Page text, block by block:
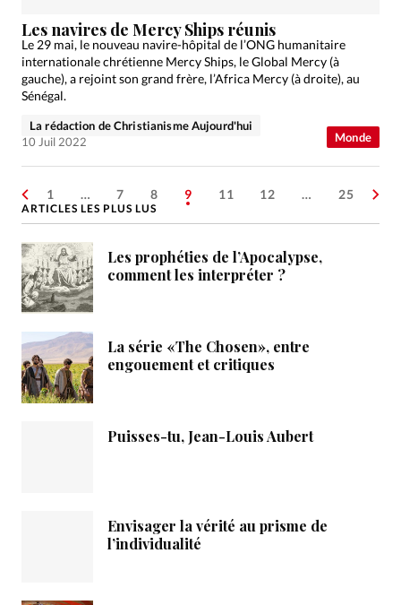
Monde
Les navires de Mercy Ships réunis
Le 29 mai, le nouveau navire-hôpital de l’ONG humanitaire
internationale chrétienne Mercy Ships, le Global Mercy (à
gauche), a rejoint son grand frère, l’Africa Mercy (à droite), au
Sénégal.
La rédaction de Christianisme Aujourd'hui
10 Juil 2022
1 … 7 8 9 11 12 … 25
ARTICLES LES PLUS LUS
Les prophéties de l’Apocalypse,
comment les interpréter ?
La série «The Chosen», entre
engouement et critiques
Puisses-tu, Jean-Louis Aubert
Envisager la vérité au prisme de
l’individualité